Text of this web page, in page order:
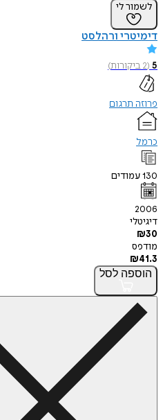
לשמור לי
דימיטרי ורהלסט
5
(
2ביקורות)
פרוזה תרגום
כרמל
130עמודים
2006
דיגיטלי
₪30
מודפס
₪41.3
הוספה לסל